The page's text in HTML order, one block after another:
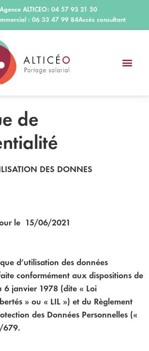
Agence ALTICEO: 04 57 93 21 50
: 06 33 47 99 84Accès consultant
de
DES DONNES
le 15/06/2021
d’utilisation des données
conformément aux dispositions de
6 janvier 1978 (dite « Loi
» ou « LIL ») et du Règlement
des Données Personnelles («
679.